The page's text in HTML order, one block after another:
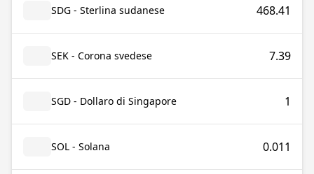
SDG - Sterlina sudanese 468.41
SEK - Corona svedese 7.39
SGD - Dollaro di Singapore 1
SOL - Solana 0.011